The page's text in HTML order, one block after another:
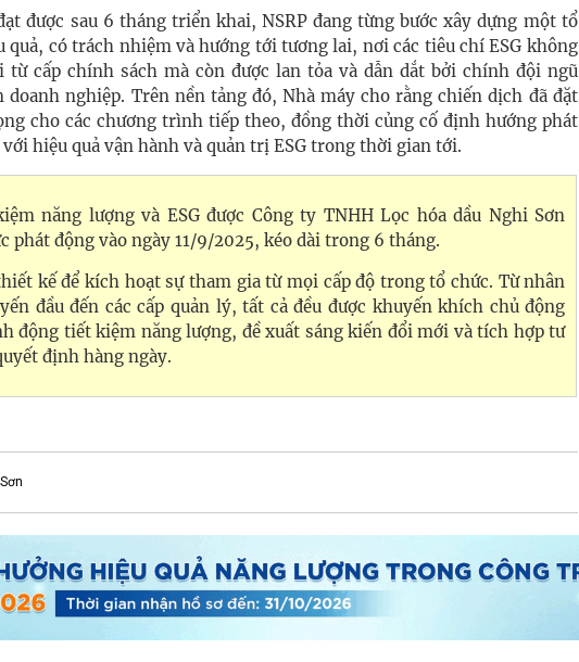
được sau 6 tháng triển khai, NSRP đang từng bước xây dựng một tổ
quả, có trách nhiệm và hướng tới tương lai, nơi các tiêu chí ESG không
từ cấp chính sách mà còn được lan tỏa và dẫn dắt bởi chính đội ngũ
doanh nghiệp. Trên nền tảng đó, Nhà máy cho rằng chiến dịch đã đặt
cho các chương trình tiếp theo, đồng thời củng cố định hướng phát
hiệu quả vận hành và quản trị ESG trong thời gian tới.
năng lượng và ESG được Công ty TNHH Lọc hóa dầu Nghi Sơn
phát động vào ngày 11/9/2025, kéo dài trong 6 tháng.
kế để kích hoạt sự tham gia từ mọi cấp độ trong tổ chức. Từ nhân
đầu đến các cấp quản lý, tất cả đều được khuyến khích chủ động
động tiết kiệm năng lượng, đề xuất sáng kiến đổi mới và tích hợp tư
định hàng ngày.